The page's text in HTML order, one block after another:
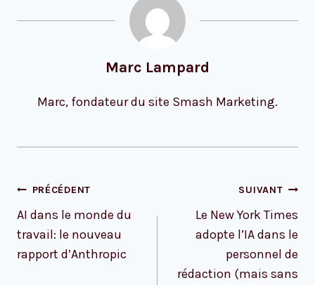
Marc Lampard
Marc, fondateur du site Smash Marketing.
Navigation
l’article
PRÉCÉDENT
AI dans le monde du
travail: le nouveau
rapport d’Anthropic
SUIVANT
Le New York Times
adopte l’IA dans le
personnel de
rédaction (mais sans